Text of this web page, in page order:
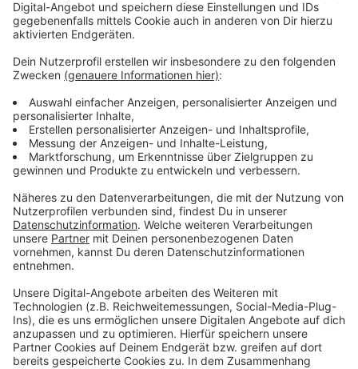
Helfer berichten von einer dramatischen
Lage
ISAR war am Freitag mit 33 Ärzten, Pflegekräften und
Sanitätern am Flughafen in Port-au-Prince gelandet.
Insel Les Cayemites liegt nur wenige Kilometer vom
Epizentrum des Bebens entfernt. Die Helfer
bezeichnen die Lage als "dramatisch". Besonders
schwierig ist es, die Masse an Patienten und
Armut und die politische Situation machen die Lage
angespannt. ISAR wird deshalb von einem
Sicherheitsteam begleitet.